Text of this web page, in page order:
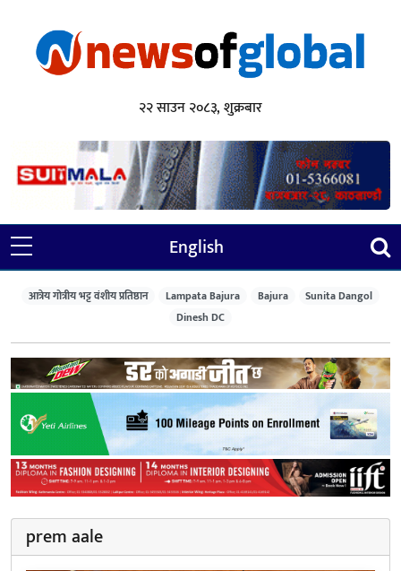
२२ साउन २०८३, शुक्रबार
English
आत्रेय गोत्रीय भट्ट वंशीय प्रतिष्ठान Lampata Bajura Bajura
Sunita Dangol
Dinesh DC
prem aale